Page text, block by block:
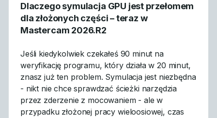
Dlaczego symulacja GPU jest przełomem
dla złożonych części – teraz w
Mastercam 2026.R2
Jeśli kiedykolwiek czekałeś 90 minut na
weryfikację programu, który działa w 20 minut,
znasz już ten problem. Symulacja jest niezbędna
- nikt nie chce sprawdzać ścieżki narzędzia
przez zderzenie z mocowaniem - ale w
przypadku złożonej pracy wieloosiowej, czas